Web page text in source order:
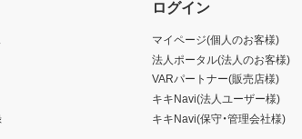
ログイン
マイページ(個人のお客様)
法人ポータル(法人のお客様)
VARパートナー(販売店様)
キキNavi(法人ユーザー様)
キキNavi(保守・管理会社様)